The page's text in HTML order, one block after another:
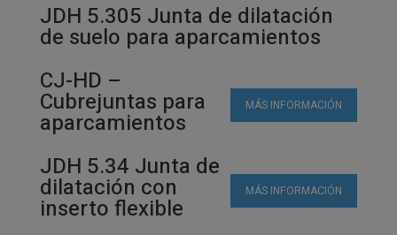
JDH 5.305 Junta de dilatación
de suelo para aparcamientos
MÁS INFORMACIÓN
CJ-HD –
Cubrejuntas para
aparcamientos
MÁS INFORMACIÓN
JDH 5.34 Junta de
dilatación con
inserto flexible